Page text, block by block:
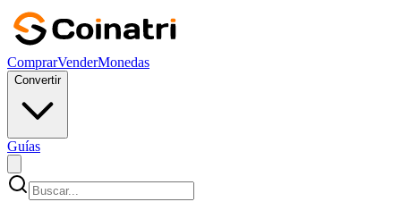
ComprarVenderMonedas
Convertir
Guías